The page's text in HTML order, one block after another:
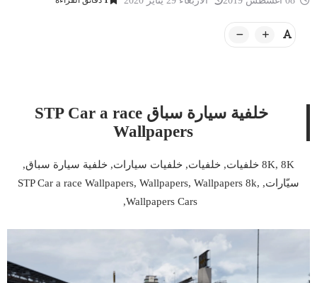
خلفية سيارة سباق STP Car a race
Wallpapers
8K, 8K خلفيات, خلفيات, خلفيات سيارات, خلفية سيارة سباق,
سيّارات, STP Car a race Wallpapers, Wallpapers, Wallpapers 8k,
Wallpapers Cars,